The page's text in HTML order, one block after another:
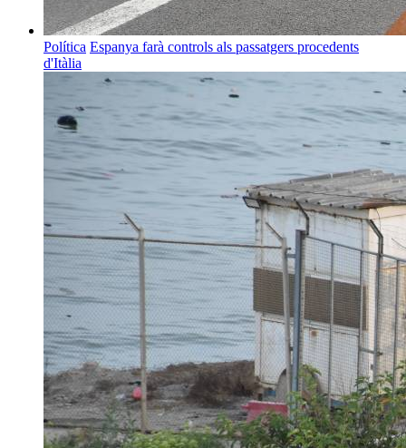
Política Espanya farà controls als passatgers procedents
d'Itàlia